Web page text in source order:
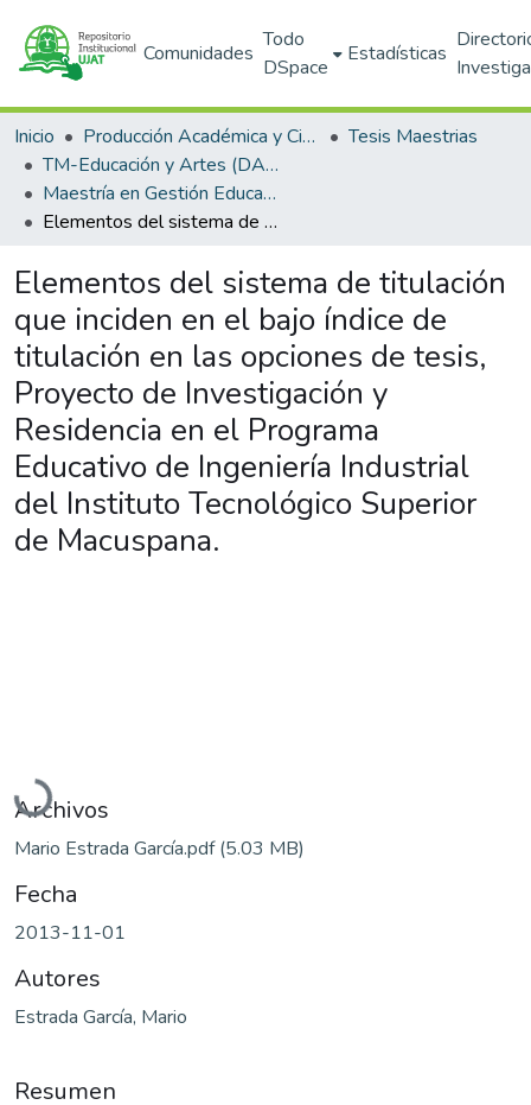
Comunidades
Todo
DSpace
Estadísticas
Inicio Producción Académica y Científica
Tesis Maestrias
TM-Educación y Artes (DAEA)
Maestría en Gestión Educativa (SNP)
Elementos del sistema de titulación que inciden en el bajo índice de titulación en las opciones de tesis, Proyecto de Investigación y Residencia en el Programa Educativo de Ingeniería Industrial del Instituto Tecnológico Superior de Macuspana.
Elementos del sistema de titulación
que inciden en el bajo índice de
titulación en las opciones de tesis,
Proyecto de Investigación y
Residencia en el Programa
Educativo de Ingeniería Industrial
del Instituto Tecnológico Superior
de Macuspana.
Cargando...
Archivos
Mario Estrada García.pdf(5.03 MB)
Fecha
2013-11-01
Autores
Estrada García, Mario
Resumen